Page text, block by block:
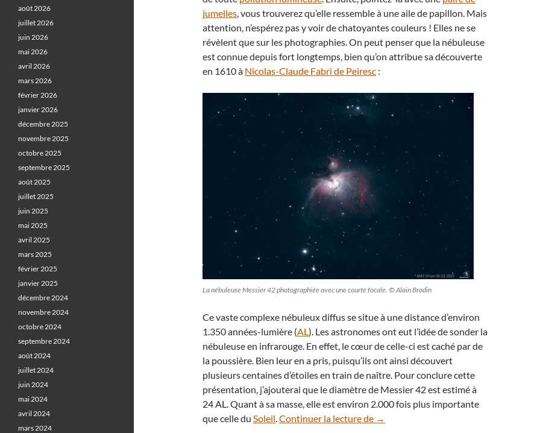
jumelles, vous trouverez qu’elle ressemble à une aile de papillon. Mais
attention, n’espérez pas y voir de chatoyantes couleurs ! Elles ne se
révèlent que sur les photographies. On peut penser que la nébuleuse
est connue depuis fort longtemps, bien qu’on attribue sa découverte
en 1610 à Nicolas-Claude Fabri de Peiresc :
La nébuleuse Messier 42 photographiée avec une courte focale. © Alain Brodin
Ce vaste complexe nébuleux diffus se situe à une distance d’environ
1.350 années-lumière (AL). Les astronomes ont eut l’idée de sonder la
nébuleuse en infrarouge. En effet, le cœur de celle-ci est caché par de
la poussière. Bien leur en a pris, puisqu’ils ont ainsi découvert
plusieurs centaines d’étoiles en train de naître. Pour conclure cette
présentation, j’ajouterai que le diamètre de Messier 42 est estimé à
24 AL. Quant à sa masse, elle est environ 2.000 fois plus importante
que celle du Soleil.Continuer la lecture de Au cœur d’Orion, plongée dans l’amas du
→
août 2026
juillet 2026
juin 2026
mai 2026
avril 2026
mars 2026
février 2026
janvier 2026
décembre 2025
novembre 2025
octobre 2025
septembre 2025
août 2025
juillet 2025
juin 2025
mai 2025
avril 2025
mars 2025
février 2025
janvier 2025
décembre 2024
novembre 2024
octobre 2024
septembre 2024
août 2024
juillet 2024
juin 2024
mai 2024
avril 2024
mars 2024